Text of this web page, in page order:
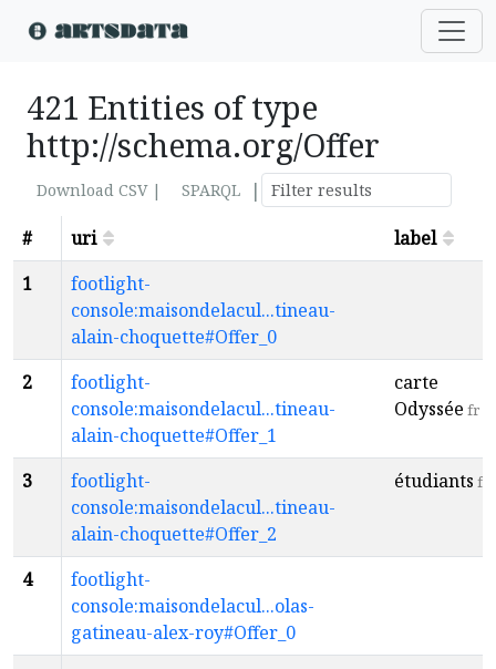
421 Entities of type
http://schema.org/Offer
Download CSV | SPARQL
|
#
uri
label
1
footlight-
console:maisondelacul...tineau-
alain-choquette#Offer_0
2
footlight-
console:maisondelacul...tineau-
alain-choquette#Offer_1
carte
Odyssée fr
3
footlight-
console:maisondelacul...tineau-
alain-choquette#Offer_2
étudiants fr
4
footlight-
console:maisondelacul...olas-
gatineau-alex-roy#Offer_0